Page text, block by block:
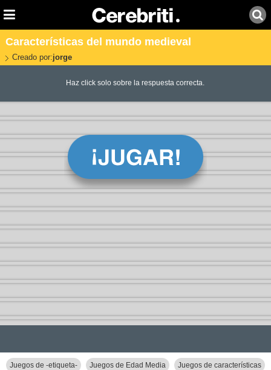
Características del mundo medieval
Creado por:jorge
Haz click solo sobre la respuesta correcta.
Juegos de -etiqueta- Juegos de Edad Media Juegos de características